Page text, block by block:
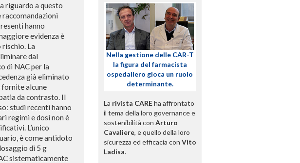
riguardo a questo
hanno
evidenza è
La
dal
di NAC per la
già eliminato
alcune
da contrasto. Il
studi recenti hanno
regimi e dosi non è
L’unico
è come antidoto
di 5 g
sistematicamente
Nella gestione delle CAR-T
la figura del farmacista
ospedaliero gioca un ruolo
determinante.
La rivista CAREha affrontato
il tema della loro governance e
sostenibilità con Arturo
Cavaliere, e quello della loro
sicurezza ed efficacia con Vito
Ladisa.